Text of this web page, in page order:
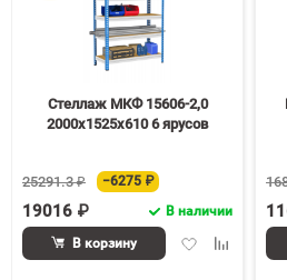
Стеллаж МКФ 15606-2,0
2000х1525х610 6 ярусов
25291.3 ₽ −6275 ₽
19016 ₽ В наличии
ДобавитьДобавить
В корзину